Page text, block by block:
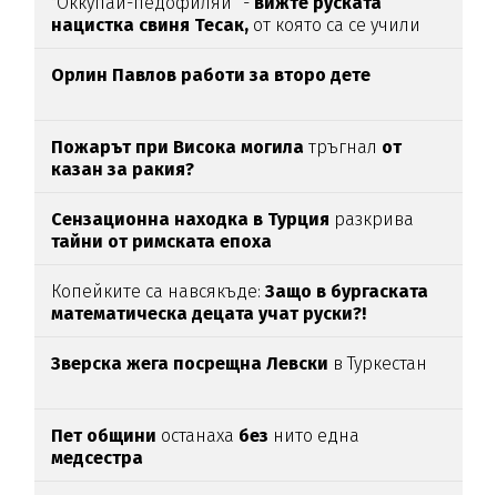
нацистка свиня Тесак, от която са се учили
Орлин Павлов работи за второ дете
Пожарът при Висока могила тръгнал от
казан за ракия?
Сензационна находка в Турция разкрива
тайни от римската епоха
Копейките са навсякъде:Защо в бургаската
математическа децата учат руски?!
Зверска жега посрещна Левски в Туркестан
Пет общини останаха без нито една
медсестра